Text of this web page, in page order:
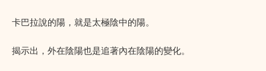
卡巴拉說的陽，就是太極陰中的陽。
揭示出，外在陰陽也是追著內在陰陽的變化。